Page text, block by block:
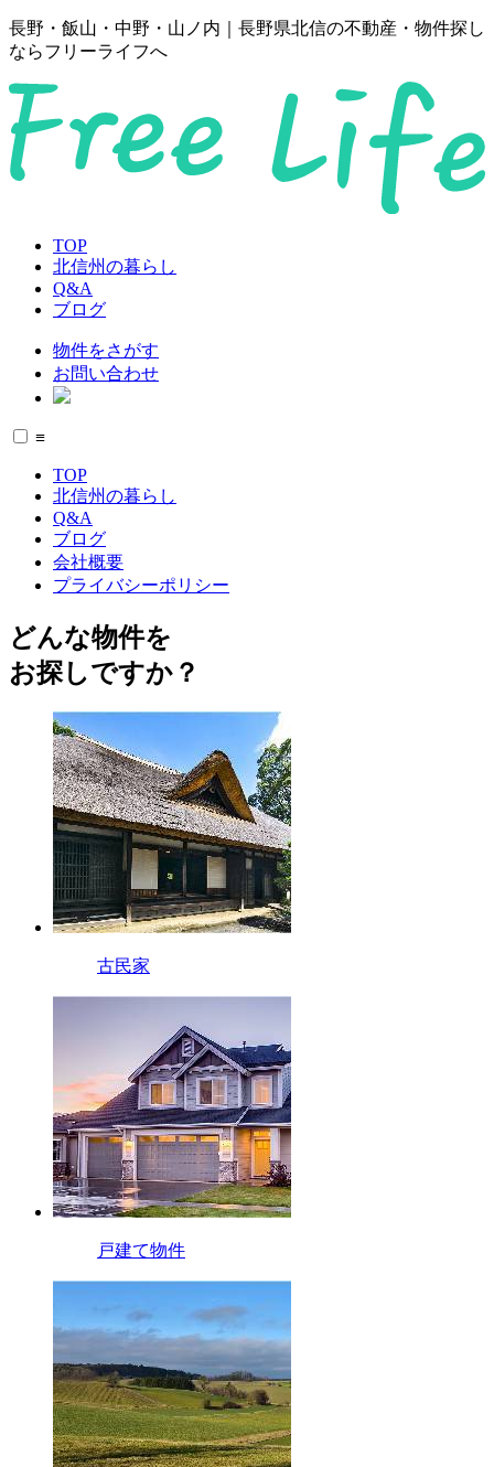
長野・飯山・中野・山ノ内｜長野県北信の不動産・物件探し
ならフリーライフへ
TOP
北信州の暮らし
Q&A
ブログ
物件をさがす
お問い合わせ
≡
TOP
北信州の暮らし
Q&A
ブログ
会社概要
プライバシーポリシー
どんな物件を
お探しですか？
古民家
戸建て物件